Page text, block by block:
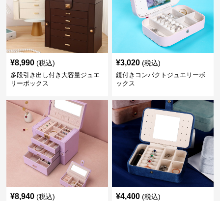
¥8,990 (税込)
多段引き出し付き大容量ジュエ
リーボックス
¥3,020 (税込)
鏡付きコンパクトジュエリーボ
ックス
¥8,940 (税込) ¥4,400 (税込)